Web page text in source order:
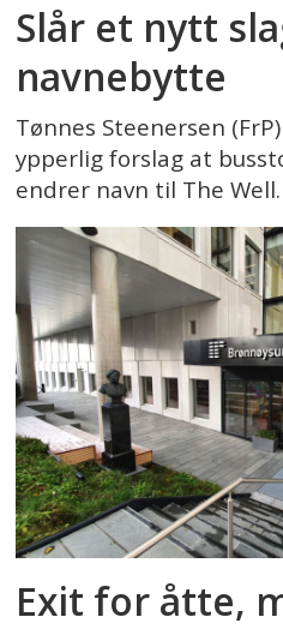
Slår et nytt
navnebytte
Tønnes Steenersen
ypperlig forslag at
endrer navn til The Well.
Exit for åtte,